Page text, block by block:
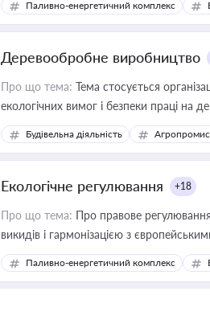
Паливно-енергетичний комплекс
Деревообробне виробництво
Про що тема: Тема стосується
екологічних вимог і безпеки праці на
Будівельна діяльність
Екологічне регулювання +18
Про що тема: Про правове
викидів і гармонізацією з
Паливно-енергетичний комплекс